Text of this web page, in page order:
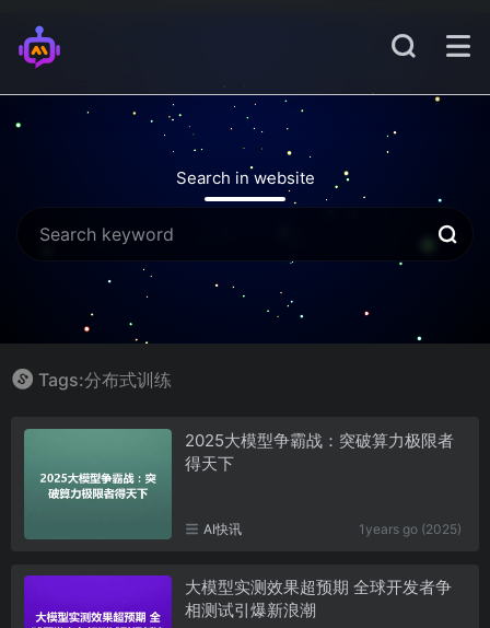
Search in website
Tags:分布式训练
2025大模型争霸战：突破算力极限者
得天下
AI快讯 1years go (2025)
大模型实测效果超预期 全球开发者争
相测试引爆新浪潮